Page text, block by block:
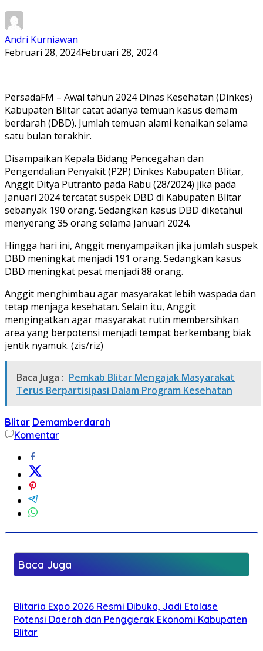
Andri Kurniawan
Februari 28, 2024Februari 28, 2024
PersadaFM – Awal tahun 2024 Dinas Kesehatan (Dinkes)
Kabupaten Blitar catat adanya temuan kasus demam
berdarah (DBD). Jumlah temuan alami kenaikan selama
satu bulan terakhir.
Disampaikan Kepala Bidang Pencegahan dan
Pengendalian Penyakit (P2P) Dinkes Kabupaten Blitar,
Anggit Ditya Putranto pada Rabu (28/2024) jika pada
Januari 2024 tercatat suspek DBD di Kabupaten Blitar
sebanyak 190 orang. Sedangkan kasus DBD diketahui
menyerang 35 orang selama Januari 2024.
Hingga hari ini, Anggit menyampaikan jika jumlah suspek
DBD meningkat menjadi 191 orang. Sedangkan kasus
DBD meningkat pesat menjadi 88 orang.
Anggit menghimbau agar masyarakat lebih waspada dan
tetap menjaga kesehatan. Selain itu, Anggit
mengingatkan agar masyarakat rutin membersihkan
area yang berpotensi menjadi tempat berkembang biak
jentik nyamuk. (zis/riz)
Baca Juga : Pemkab Blitar Mengajak Masyarakat
Terus Berpartisipasi Dalam Program Kesehatan
Blitar Demamberdarah
Komentar
Baca Juga
Blitaria Expo 2026 Resmi Dibuka, Jadi Etalase
Potensi Daerah dan Penggerak Ekonomi Kabupaten
Blitar